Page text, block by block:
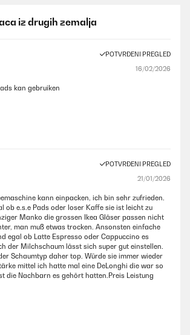
iz drugih zemalja
POTVRĐENI PREGLED
16/02/2026
kan gebruiken
POTVRĐENI PREGLED
21/01/2026
kann einpacken, ich bin sehr zufrieden.
ob e.s.e Pads oder loser Kaffe sie ist leicht zu
Manko die grossen Ikea Gläser passen nicht
man muß etwas trocken. Ansonsten einfache
egal ob Latte Espresso oder Cappuccino es
der Milchschaum lässt sich super gut einstellen.
Schaumtyp daher top. Würde sie immer wieder
mittel ich hatte mal eine DeLonghi die war so
die Nachbarn es gehört hatten.Preis Leistung